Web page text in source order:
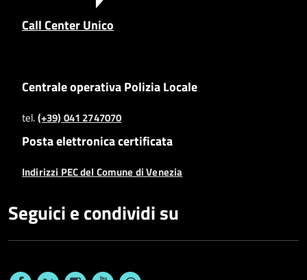
Call Center Unico
Centrale operativa Polizia Locale
tel.(+39) 041 2747070
Posta elettronica certificata
Indirizzi PEC del Comune di Venezia
Seguici e condividi su